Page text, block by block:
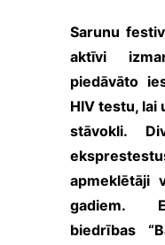
Sarunu
aktīvi
piedāvāto
HIV testu, lai
stāvokli.
apmeklētāji
gadiem.
biedrības
Veiktspējas
izsekošanas
sīkfaili
Veiktspējas
sīkfaili ir
sīkfaili, kas
informāciju
par to, kā
tīmekļa vietni
izmanto
apmeklētājs,